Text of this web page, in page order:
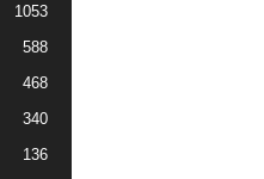
1053
588
468
340
136